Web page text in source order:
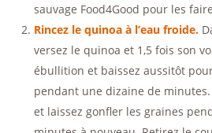
sauvage Food4Good pour les
Rincez le quinoa à l’eau froide.
versez le quinoa et 1,5 fois son
ébullition et baissez aussitôt
pendant une dizaine de
et laissez gonfler les graines